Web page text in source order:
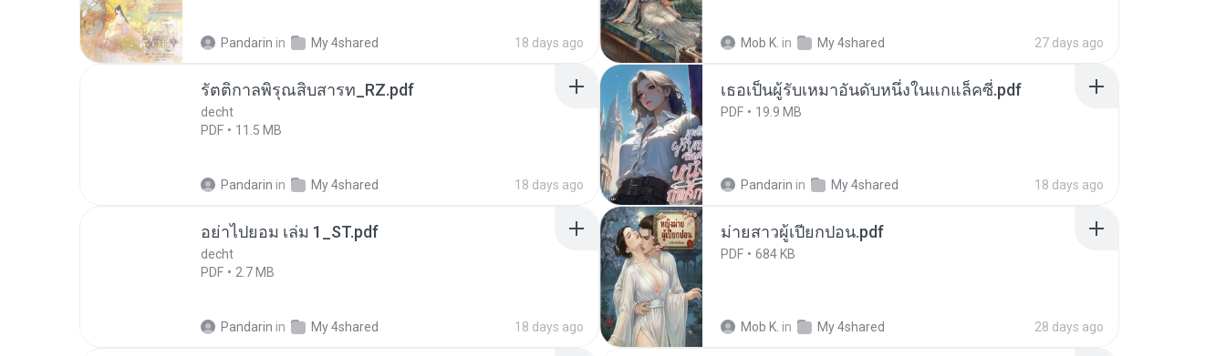
Pandarin in My 4shared 18 days ago Mob K. in My 4shared 27 days ago
รัตติกาลพิรุณสิบสารท_RZ.pdf
decht
PDF
11.5 MB
Pandarin in My 4shared 18 days ago
เธอเป็นผู้รับเหมาอันดับหนึ่งในแกแล็คซี่.pdf
PDF 19.9 MB
Pandarin in My 4shared 18 days ago
อย่าไปยอม เล่ม 1_ST.pdf
decht
PDF
2.7 MB
Pandarin in My 4shared 18 days ago
ม่ายสาวผู้เปียกปอน.pdf
PDF 684 KB
Mob K. in My 4shared 28 days ago